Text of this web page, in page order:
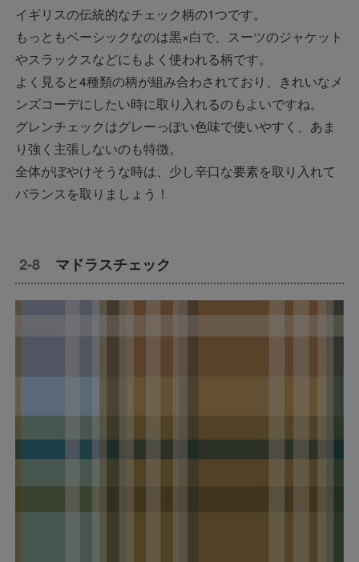
イギリスの伝統的なチェック柄の1つです。
もっともベーシックなのは黒×白で、スーツのジャケット
やスラックスなどにもよく使われる柄です。
よく見ると4種類の柄が組み合わされており、きれいなメ
ンズコーデにしたい時に取り入れるのもよいですね。
グレンチェックはグレーっぽい色味で使いやすく、あま
り強く主張しないのも特徴。
全体がぼやけそうな時は、少し辛口な要素を取り入れて
バランスを取りましょう！
マドラスチェック